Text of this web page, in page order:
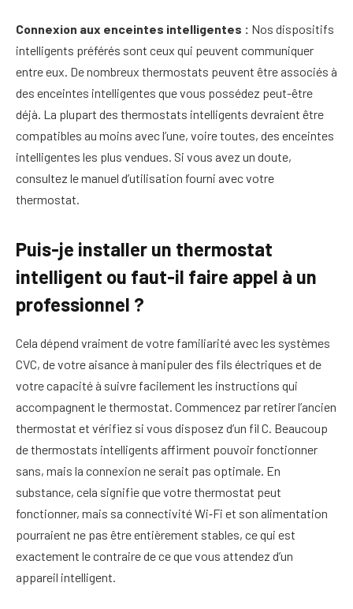
Connexion aux enceintes intelligentes : Nos dispositifs
intelligents préférés sont ceux qui peuvent communiquer
entre eux. De nombreux thermostats peuvent être associés à
des enceintes intelligentes que vous possédez peut-être
déjà. La plupart des thermostats intelligents devraient être
compatibles au moins avec l’une, voire toutes, des enceintes
intelligentes les plus vendues. Si vous avez un doute,
consultez le manuel d’utilisation fourni avec votre
thermostat.
Puis-je installer un thermostat
intelligent ou faut-il faire appel à un
professionnel ?
Cela dépend vraiment de votre familiarité avec les systèmes
CVC, de votre aisance à manipuler des fils électriques et de
votre capacité à suivre facilement les instructions qui
accompagnent le thermostat. Commencez par retirer l’ancien
thermostat et vérifiez si vous disposez d’un fil C. Beaucoup
de thermostats intelligents affirment pouvoir fonctionner
sans, mais la connexion ne serait pas optimale. En
substance, cela signifie que votre thermostat peut
fonctionner, mais sa connectivité Wi‑Fi et son alimentation
pourraient ne pas être entièrement stables, ce qui est
exactement le contraire de ce que vous attendez d’un
appareil intelligent.